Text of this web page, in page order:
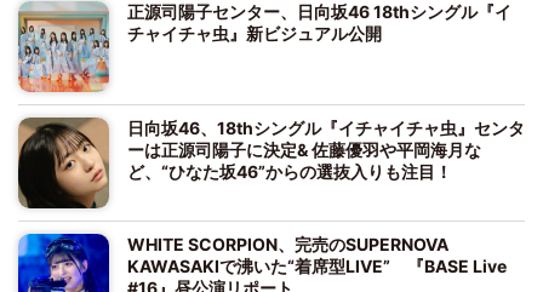
正源司陽子センター、日向坂46 18thシングル『イ
チャイチャ虫』新ビジュアル公開
日向坂46、18thシングル『イチャイチャ虫』センタ
ーは正源司陽子に決定& 佐藤優羽や平岡海月な
ど、“ひなた坂46”からの選抜入りも注目！
WHITE SCORPION、完売のSUPERNOVA
KAWASAKIで沸いた“着席型LIVE” 『BASE Live